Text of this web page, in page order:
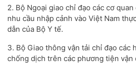
2. Bộ Ngoại giao chỉ đạo các cơ
nhu cầu nhập cảnh vào Việt Nam
dẫn của Bộ Y tế.
3. Bộ Giao thông vận tải chỉ đạo các
chống dịch trên các phương tiện